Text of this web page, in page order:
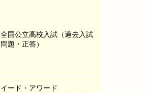
全国公立高校入試（過去入試
問題・正答）
イード・アワード